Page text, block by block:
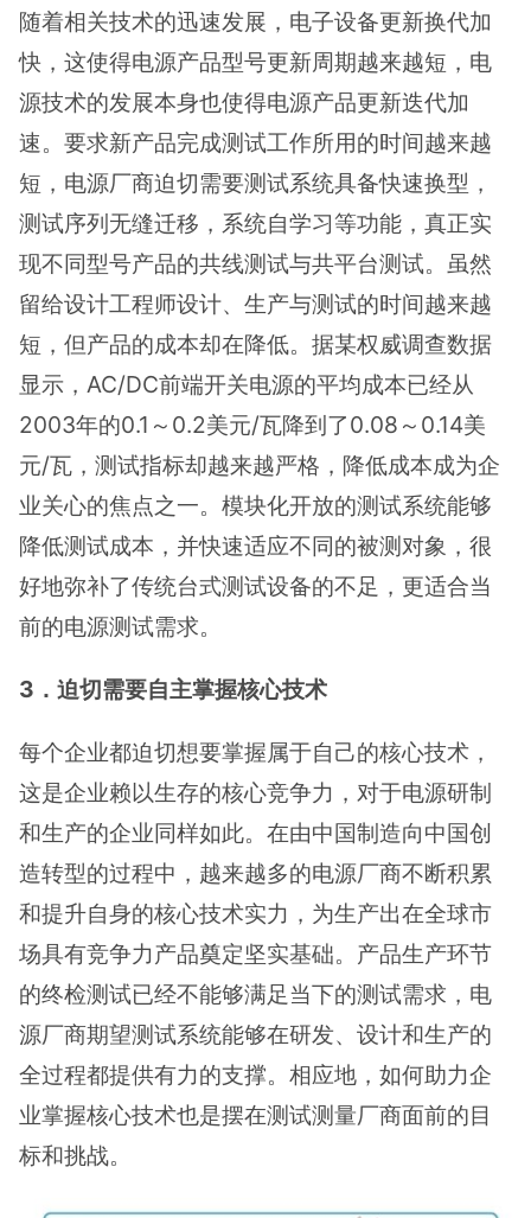
随着相关技术的迅速发展，电子设备更新换代加
快，这使得电源产品型号更新周期越来越短，电
源技术的发展本身也使得电源产品更新迭代加
速。要求新产品完成测试工作所用的时间越来越
短，电源厂商迫切需要测试系统具备快速换型，
测试序列无缝迁移，系统自学习等功能，真正实
现不同型号产品的共线测试与共平台测试。虽然
留给设计工程师设计、生产与测试的时间越来越
短，但产品的成本却在降低。据某权威调查数据
显示，AC/DC前端开关电源的平均成本已经从
2003年的0.1～0.2美元/瓦降到了0.08～0.14美
元/瓦，测试指标却越来越严格，降低成本成为企
业关心的焦点之一。模块化开放的测试系统能够
降低测试成本，并快速适应不同的被测对象，很
好地弥补了传统台式测试设备的不足，更适合当
前的电源测试需求。
3．迫切需要自主掌握核心技术
每个企业都迫切想要掌握属于自己的核心技术，
这是企业赖以生存的核心竞争力，对于电源研制
和生产的企业同样如此。在由中国制造向中国创
造转型的过程中，越来越多的电源厂商不断积累
和提升自身的核心技术实力，为生产出在全球市
场具有竞争力产品奠定坚实基础。产品生产环节
的终检测试已经不能够满足当下的测试需求，电
源厂商期望测试系统能够在研发、设计和生产的
全过程都提供有力的支撑。相应地，如何助力企
业掌握核心技术也是摆在测试测量厂商面前的目
标和挑战。